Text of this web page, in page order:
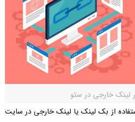
لینک خارجی در سئو
از بک لینک یا لینک خارجی در سایت